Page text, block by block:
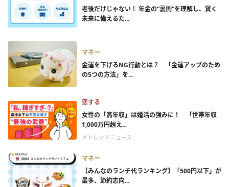
老後だけじゃない！ 年金の”裏側”を理解し、賢く
未来に備えるた...
マネー
金運を下げるNG行動とは？ 「金運アップのため
の5つの方法」を...
恋する
女性の「高年収」は婚活の強みに！ 「世帯年収
1,000万円超え...
＃トレンドニュース
マネー
【みんなのランチ代ランキング】「500円以下」が
最多、節約志向...